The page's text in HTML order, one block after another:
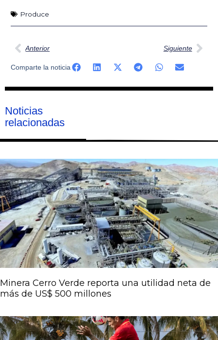
Produce
Ant
Anterior Siguiente
Comparte la noticia
Noticias
relacionadas
Minera Cerro Verde reporta una utilidad neta de
más de US$ 500 millones
Página
Página
Página
Página
Página